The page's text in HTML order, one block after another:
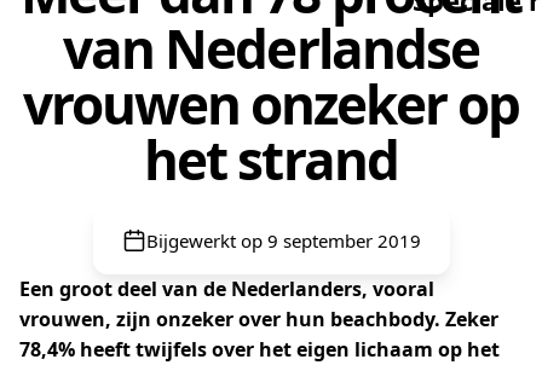
van Nederlandse
vrouwen onzeker op
het strand
Bijgewerkt op 9 september 2019
Een groot deel van de Nederlanders, vooral
vrouwen, zijn onzeker over hun beachbody. Zeker
78,4% heeft twijfels over het eigen lichaam op het